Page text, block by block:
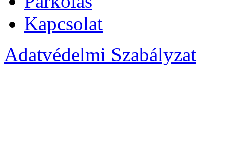
Kapcsolat
Adatvédelmi Szabályzat